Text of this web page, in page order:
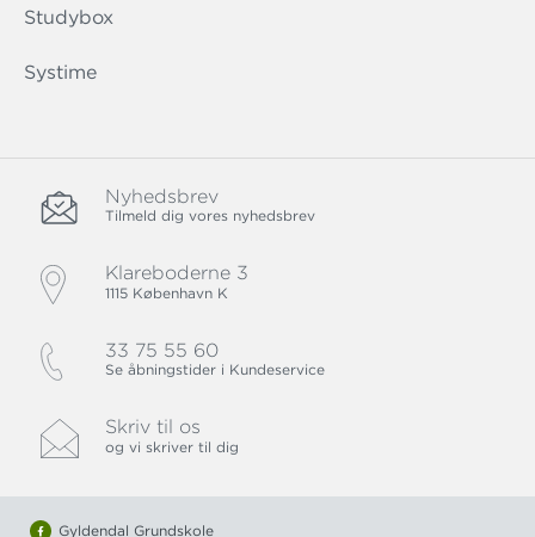
Studybox
Systime
Nyhedsbrev
Tilmeld dig vores nyhedsbrev
Klareboderne 3
1115 København K
33 75 55 60
Se åbningstider i Kundeservice
Skriv til os
og vi skriver til dig
Gyldendal Grundskole